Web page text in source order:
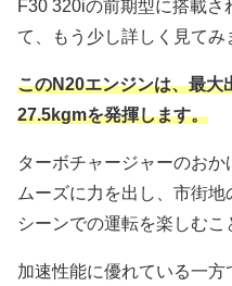
F30 320iの前期型に搭載
て、もう少し詳しく見てみ
このN20エンジンは、最大
27.5kgmを発揮します。
ターボチャージャーのお
ムーズに力を出し、市街
シーンでの運転を楽しむこ
加速性能に優れている一